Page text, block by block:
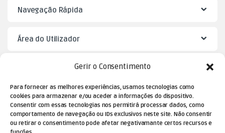
Gerir o Consentimento
Para fornecer as melhores experiências, usamos tecnologias como
cookies para armazenar e/ou aceder a informações do dispositivo.
Consentir com essas tecnologias nos permitirá processar dados, como
comportamento de navegação ou IDs exclusivos neste site. Não consentir
ou retirar o consentimento pode afetar negativamante certos recursos e
Navegação Rápida
Área do Utilizador